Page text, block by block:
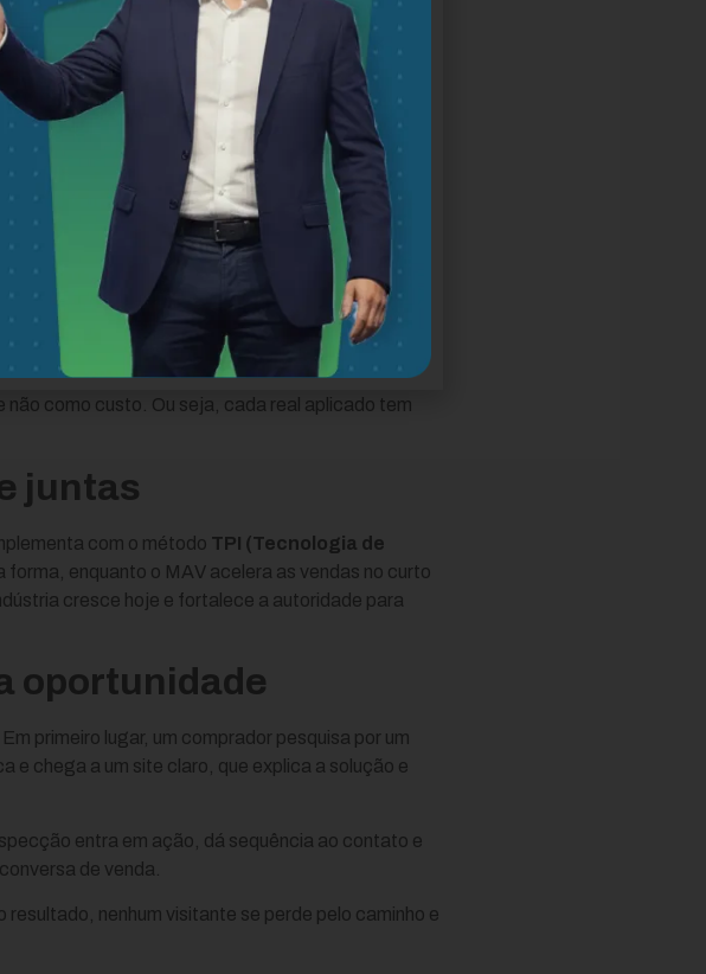
busca a solução.
qualificado.
contas certas.
ainda mais o ciclo.
trabalham juntos e os dados são medidos,
a indústria para de depender de sorte ou de
como custo. Ou seja, cada real aplicado tem
juntas
com o método TPI (Tecnologia de
forma, enquanto o MAV acelera as vendas no curto
cresce hoje e fortalece a autoridade para
oportunidade
primeiro lugar, um comprador pesquisa por um
e chega a um site claro, que explica a solução e
entra em ação, dá sequência ao contato e
de venda.
nenhum visitante se perde pelo caminho e